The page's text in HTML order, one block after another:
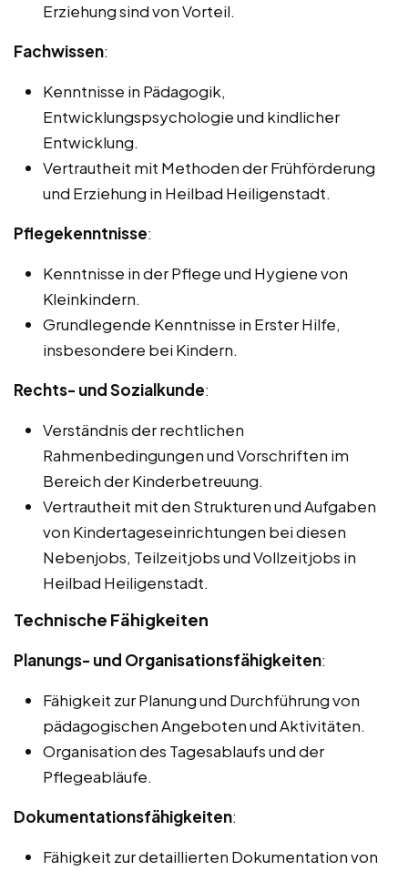
Erziehung sind von Vorteil.
Fachwissen:
Kenntnisse in Pädagogik,
Entwicklungspsychologie und kindlicher
Entwicklung.
Vertrautheit mit Methoden der Frühförderung
und Erziehung in Heilbad Heiligenstadt.
Pflegekenntnisse:
Kenntnisse in der Pflege und Hygiene von
Kleinkindern.
Grundlegende Kenntnisse in Erster Hilfe,
insbesondere bei Kindern.
Rechts- und Sozialkunde:
Verständnis der rechtlichen
Rahmenbedingungen und Vorschriften im
Bereich der Kinderbetreuung.
Vertrautheit mit den Strukturen und Aufgaben
von Kindertageseinrichtungen bei diesen
Nebenjobs, Teilzeitjobs und Vollzeitjobs in
Heilbad Heiligenstadt.
Technische Fähigkeiten
Planungs- und Organisationsfähigkeiten:
Fähigkeit zur Planung und Durchführung von
pädagogischen Angeboten und Aktivitäten.
Organisation des Tagesablaufs und der
Pflegeabläufe.
Dokumentationsfähigkeiten:
Fähigkeit zur detaillierten Dokumentation von